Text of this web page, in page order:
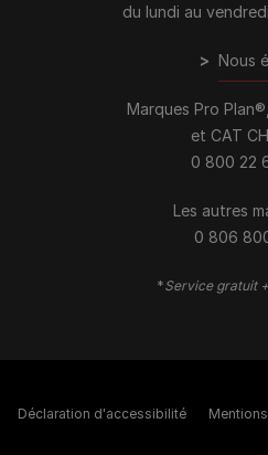
du lundi au
> Nous
Marques Pro
et CAT
0 800 22
Les autres
0 806
*Service gratuit
Déclaration d'accessibilité